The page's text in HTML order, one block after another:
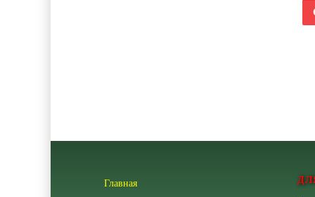
Главная